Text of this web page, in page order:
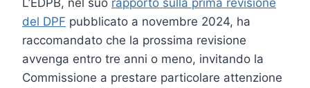
del DPF pubblicato a novembre 2024, ha
raccomandato che la prossima revisione
avvenga entro tre anni o meno, invitando la
Commissione a prestare particolare attenzione